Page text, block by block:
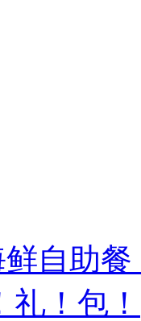
鲜自助
！包！